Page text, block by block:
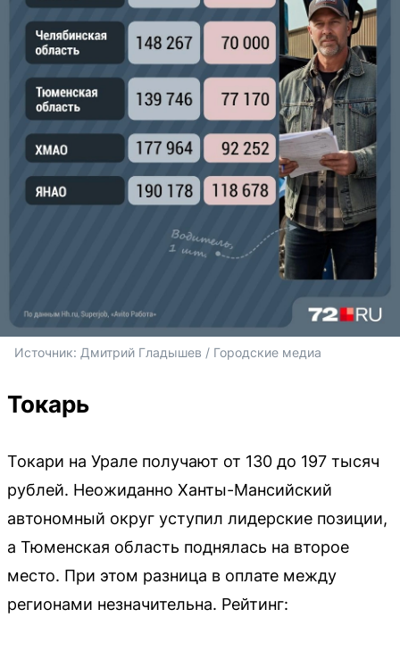
Источник: Дмитрий Гладышев / Городские медиа
Токарь
Токари на Урале получают от 130 до 197 тысяч
рублей. Неожиданно Ханты-Мансийский
автономный округ уступил лидерские позиции,
а Тюменская область поднялась на второе
место. При этом разница в оплате между
регионами незначительна. Рейтинг: